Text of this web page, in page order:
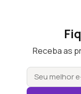
Receba as